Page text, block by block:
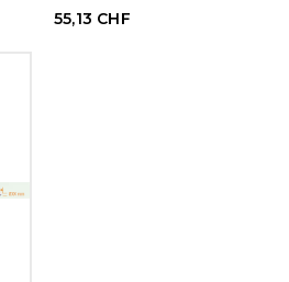
55,13 CHF